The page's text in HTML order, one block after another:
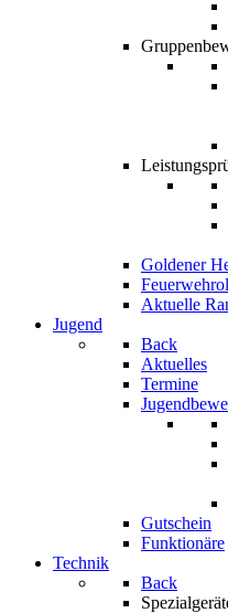
Goldener
Aktuelle
Jugend
Back
Aktuelles
Termine
Gutschein
Funktionäre
Technik
Back